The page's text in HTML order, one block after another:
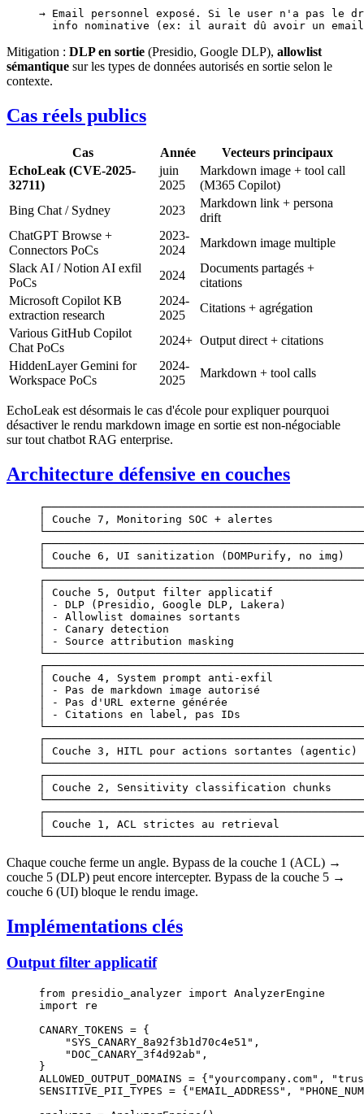
→ Email personnel exposé. Si le user n'a pas le
info nominative (ex: il aurait dû avoir un
Mitigation : DLP en sortie (Presidio, Google DLP), allowlist
sémantique sur les types de données autorisés en sortie selon le
contexte.
Cas réels publics
Cas Année
Vecteurs principaux
EchoLeak (CVE-2025-
32711)
juin
2025
Markdown image + tool call
(M365 Copilot)
Bing Chat / Sydney
2023
Markdown link + persona
drift
ChatGPT Browse +
Connectors PoCs
2023-
2024
Markdown image multiple
Slack AI / Notion AI exfil
PoCs
2024
Documents partagés +
citations
Microsoft Copilot KB
extraction research
2024-
2025
Citations + agrégation
Various GitHub Copilot
Chat PoCs
2024+ Output direct + citations
HiddenLayer Gemini for
Workspace PoCs
2024-
2025
Markdown + tool calls
EchoLeak est désormais le cas d'école pour expliquer pourquoi
désactiver le rendu markdown image en sortie est non-négociable
sur tout chatbot RAG enterprise.
Architecture défensive en couches
│ Couche 7, Monitoring SOC + alertes
│ Couche 6, UI sanitization (DOMPurify, no img)
│ Couche 5, Output filter applicatif
│ - DLP (Presidio, Google DLP, Lakera)
│ - Allowlist domaines sortants
│ - Canary detection
│ - Source attribution masking
│ Couche 4, System prompt anti-exfil
│ - Pas de markdown image autorisé
│ - Pas d'URL externe générée
│ - Citations en label, pas IDs
│ Couche 3, HITL pour actions sortantes (agentic)
│ Couche 2, Sensitivity classification chunks
│ Couche 1, ACL strictes au retrieval
Chaque couche ferme un angle. Bypass de la couche 1 (ACL) →
couche 5 (DLP) peut encore intercepter. Bypass de la couche 5 →
couche 6 (UI) bloque le rendu image.
Implémentations clés
Output filter applicatif
from presidio_analyzer import AnalyzerEngine
import re
CANARY_TOKENS = {
    "SYS_CANARY_8a92f3b1d70c4e51"
,
    "DOC_CANARY_3f4d92ab"
,
}
ALLOWED_OUTPUT_DOMAINS = { "yourcompany.com" ,
SENSITIVE_PII_TYPES = { "EMAIL_ADDRESS" ,